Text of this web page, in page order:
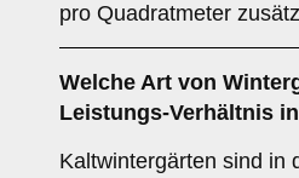
pro Quadratmeter
Welche Art von
Leistungs-Verhältnis
Kaltwintergärten sind in